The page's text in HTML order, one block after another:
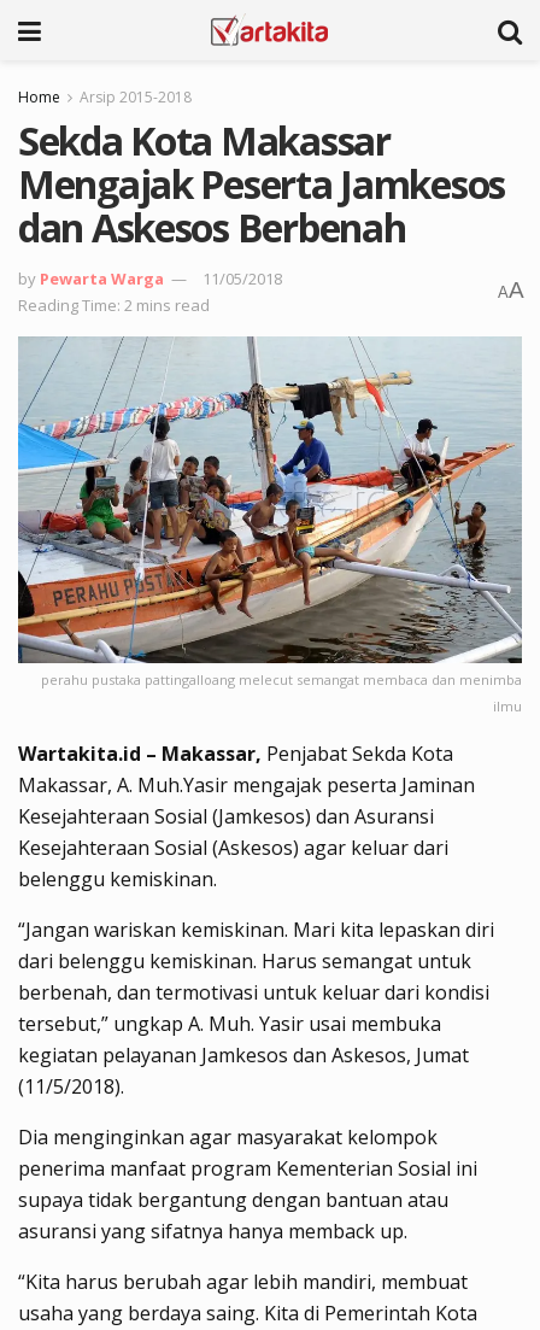
Home Arsip 2015-2018
Sekda Kota Makassar
Mengajak Peserta Jamkesos
dan Askesos Berbenah
by Pewarta Warga
11/05/2018
Reading Time: 2 mins read
AA
perahu pustaka pattingalloang melecut semangat membaca dan menimba
ilmu
Wartakita.id – Makassar, Penjabat Sekda Kota
Makassar, A. Muh.Yasir mengajak peserta Jaminan
Kesejahteraan Sosial (Jamkesos) dan Asuransi
Kesejahteraan Sosial (Askesos) agar keluar dari
belenggu kemiskinan.
“Jangan wariskan kemiskinan. Mari kita lepaskan diri
dari belenggu kemiskinan. Harus semangat untuk
berbenah, dan termotivasi untuk keluar dari kondisi
tersebut,” ungkap A. Muh. Yasir usai membuka
kegiatan pelayanan Jamkesos dan Askesos, Jumat
(11/5/2018).
Dia menginginkan agar masyarakat kelompok
penerima manfaat program Kementerian Sosial ini
supaya tidak bergantung dengan bantuan atau
asuransi yang sifatnya hanya memback up.
“Kita harus berubah agar lebih mandiri, membuat
usaha yang berdaya saing. Kita di Pemerintah Kota